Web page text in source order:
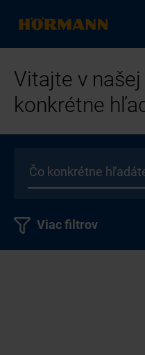
Vitajte v
konkrétne
Viac filtrov